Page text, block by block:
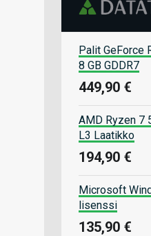
Palit GeForce
8 GB GDDR7
449,90 €
AMD Ryzen 7
L3 Laatikko
194,90 €
Microsoft
lisenssi
135,90 €